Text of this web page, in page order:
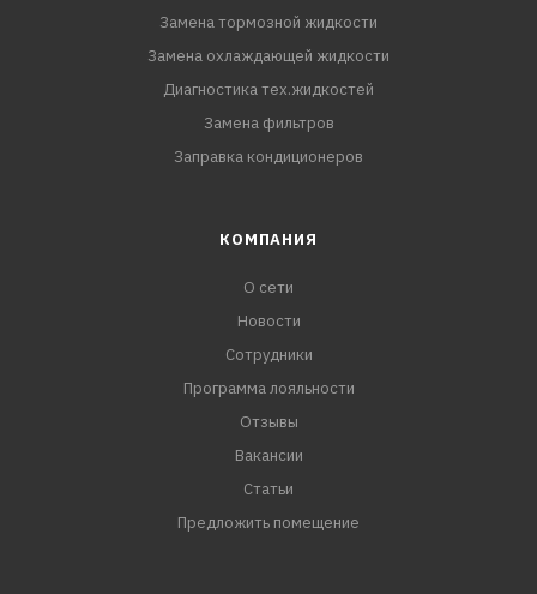
Замена тормозной жидкости
Замена охлаждающей жидкости
Диагностика тех.жидкостей
Замена фильтров
Заправка кондиционеров
КОМПАНИЯ
О сети
Новости
Сотрудники
Программа лояльности
Отзывы
Вакансии
Статьи
Предложить помещение